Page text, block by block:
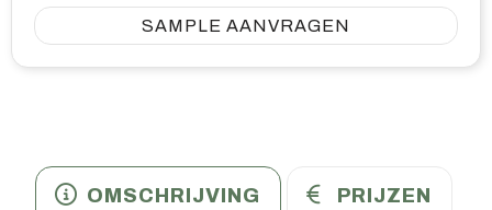
SAMPLE AANVRAGEN
OMSCHRIJVING PRIJZEN